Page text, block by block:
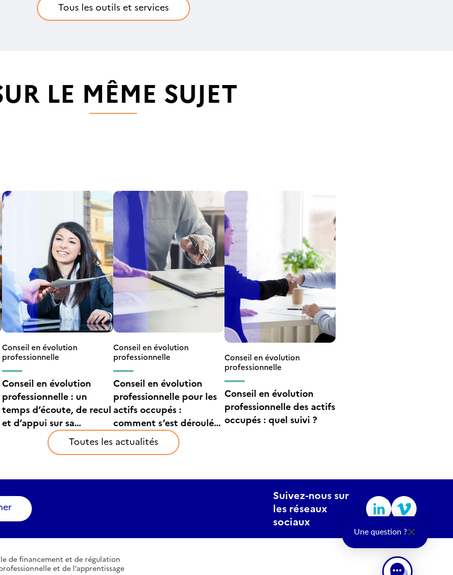
Tous les outils et services
LE MÊME SUJET
Conseil en évolution
professionnelle
Conseil en évolution
professionnelle : un
temps d’écoute, de recul
et d’appui sur sa
situation professionnelle
Conseil en évolution
professionnelle
Conseil en évolution
professionnelle pour les
actifs occupés :
comment s’est déroulée
la consultation ?
Conseil en évolution
professionnelle
Conseil en évolution
professionnelle des actifs
occupés : quel suivi ?
Toutes les actualités
Suivez-nous sur
les réseaux
sociaux
de financement et de régulation
et de l’apprentissage
Une question ?